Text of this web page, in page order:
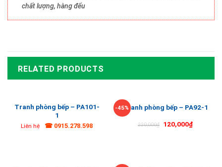
chất lượng, hàng đểu
RELATED PRODUCTS
Tranh phòng bếp – PA101-
1
Liên hệ ☎ 0915.278.598
-45%Tranh phòng bếp – PA92-1
220,000₫ 120,000₫